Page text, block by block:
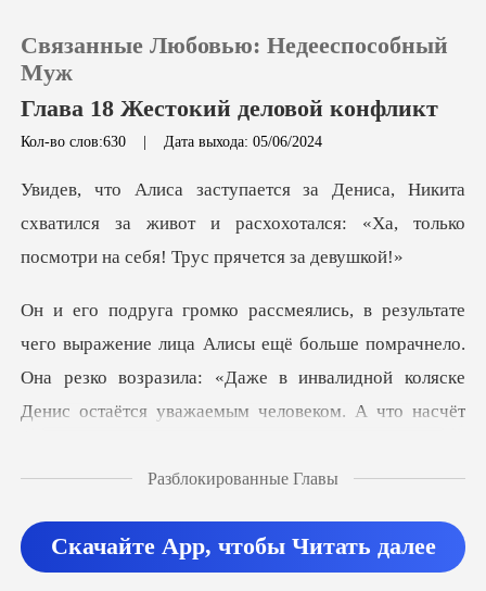
Пополнить
Выйти
Скачать приложение
Связанные Любовью: Недееспособный
Муж
Глава 18 Жестокий деловой конфликт
Кол-во слов:630 | Дата выхода: 05/06/2024
а
схватился за живот и расхохотался: «Ха, толь
а Алисы ещё больше помрачнело.
Она резко возразила: «Даже в инвалидн
Разблокированные Главы
Скачайте App, чтобы Читать далее